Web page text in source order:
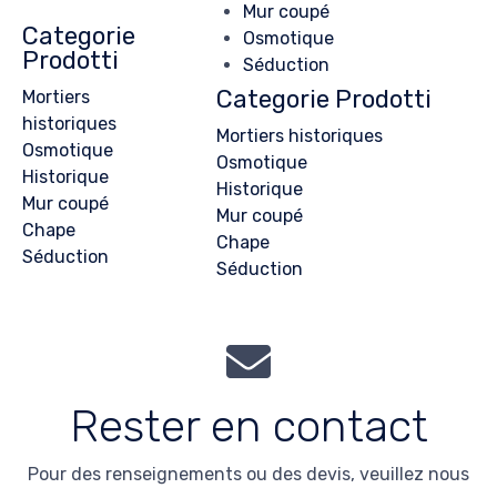
Mur coupé
Osmotique
Séduction
Categorie Prodotti
Mortiers historiques
Osmotique
Historique
Mur coupé
Chape
Séduction
Categorie
Prodotti
Mortiers
historiques
Osmotique
Historique
Mur coupé
Chape
Séduction
Rester en contact
Pour des renseignements ou des devis, veuillez nous